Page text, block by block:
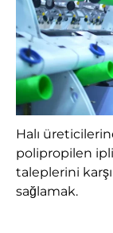
Halı
polipropilen
taleplerini
sağlamak.